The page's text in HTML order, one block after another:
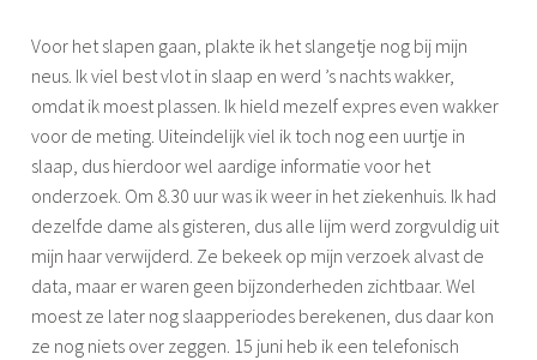
a
a
p
p
r
o
b
l
e
e
m
Voor het slapen gaan, plakte ik het slangetje nog bij mijn
neus. Ik viel best vlot in slaap en werd ’s nachts wakker,
omdat ik moest plassen. Ik hield mezelf expres even wakker
voor de meting. Uiteindelijk viel ik toch nog een uurtje in
slaap, dus hierdoor wel aardige informatie voor het
onderzoek. Om 8.30 uur was ik weer in het ziekenhuis. Ik had
dezelfde dame als gisteren, dus alle lijm werd zorgvuldig uit
mijn haar verwijderd. Ze bekeek op mijn verzoek alvast de
data, maar er waren geen bijzonderheden zichtbaar. Wel
moest ze later nog slaapperiodes berekenen, dus daar kon
ze nog niets over zeggen. 15 juni heb ik een telefonisch